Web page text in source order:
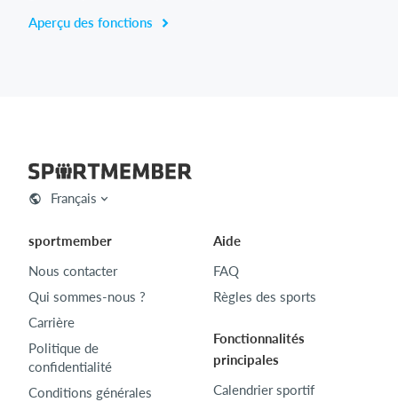
Aperçu des fonctions
Français
sportmember
Nous contacter
Qui sommes-nous ?
Carrière
Politique de
confidentialité
Conditions générales
Aide
FAQ
Règles des sports
Fonctionnalités
principales
Calendrier sportif